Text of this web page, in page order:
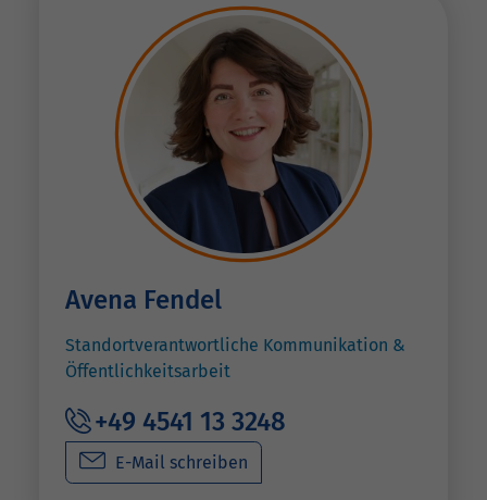
Avena Fendel
Standortverantwortliche Kommunikation &
Öffentlichkeitsarbeit
+49 4541 13 3248
E-Mail schreiben